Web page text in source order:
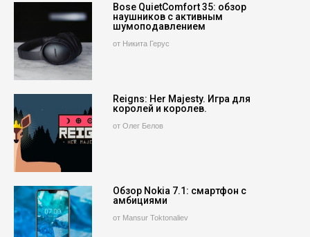
Bose QuietComfort 35: обзор
наушников с активным
шумоподавлением
от Никита Герус
Reigns: Her Majesty. Игра для
королей и королев.
от Олег Белов
Обзор Nokia 7.1: смартфон с
амбициями
от Mansur Toktonaliev